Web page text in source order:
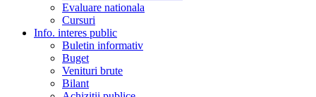
Evaluare nationala
Cursuri
Info. interes public
Buletin informativ
Buget
Venituri brute
Bilant